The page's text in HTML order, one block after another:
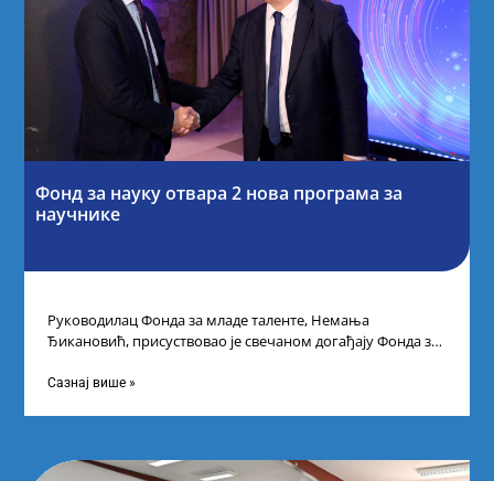
Фонд за науку отвара 2 нова програма за
научнике
Руководилац Фонда за младе таленте, Немања
Ђикановић, присуствовао је свечаном догађају Фонда за
Сазнај више »